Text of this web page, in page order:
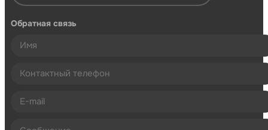
Обратная связь